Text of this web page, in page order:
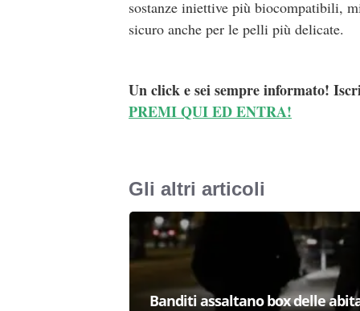
sostanze iniettive più biocompatibili,
sicuro anche per le pelli più delicate.
Un click e sei sempre informato!
PREMI QUI ED ENTRA!
Gli altri articoli
Banditi assaltano box delle